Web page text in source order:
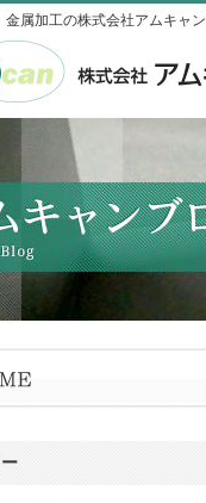
金属加工の株式会社アムキャン